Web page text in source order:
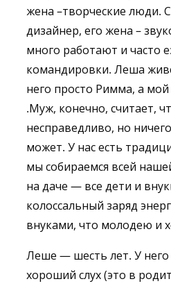
жена –творческие люди.
дизайнер, его жена –
много работают и часто
командировки. Леша
него просто Римма, а
.Муж, конечно, считает,
несправедливо, но
может. У нас есть
мы собираемся всей
на даче — все дети и
колоссальный заряд
внуками, что молодею и
Леше — шесть лет. У
хороший слух (это в